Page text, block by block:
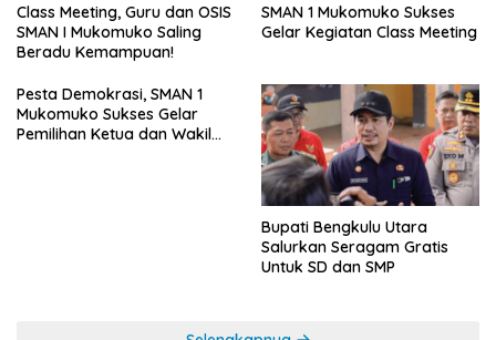
Class Meeting, Guru dan OSIS
SMAN I Mukomuko Saling
Beradu Kemampuan!
SMAN 1 Mukomuko Sukses
Gelar Kegiatan Class Meeting
Pesta Demokrasi, SMAN 1
Mukomuko Sukses Gelar
Pemilihan Ketua dan Wakil
Bupati Bengkulu Utara
Salurkan Seragam Gratis
Untuk SD dan SMP